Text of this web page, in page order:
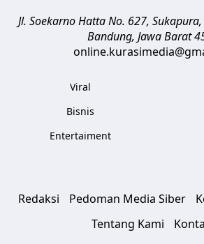
Jl. Soekarno Hatta No. 627,
Bandung, Jawa Barat
Viral
Bisnis
Entertaiment
Redaksi Pedoman Media Siber
Tentang Kami